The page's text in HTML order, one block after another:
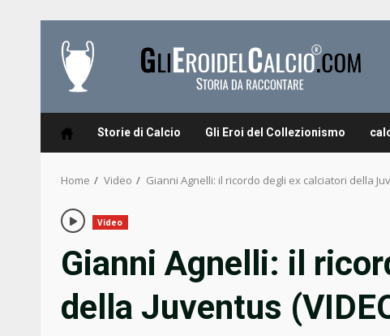
content
Storie di Calcio Gli Eroi del Collezionismo
Home Video Gianni Agnelli: il ricordo degli ex calciatori della
Video
Gianni Agnelli: il
della Juventus